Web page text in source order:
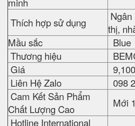
minh
Thích hợp sử dụng
thị,
Mầu sắc
Blue
Thương hiệu
Giá
Liên Hệ Zalo
098
Cam Kết Sản Phẩm
Chất Lượng Cao
Mới
Hotline International